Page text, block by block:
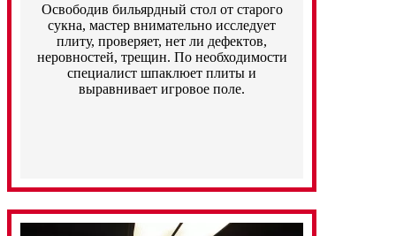
Освободив бильярдный стол от старого
сукна, мастер внимательно исследует
плиту, проверяет, нет ли дефектов,
неровностей, трещин. По необходимости
специалист шпаклюет плиты и
выравнивает игровое поле.